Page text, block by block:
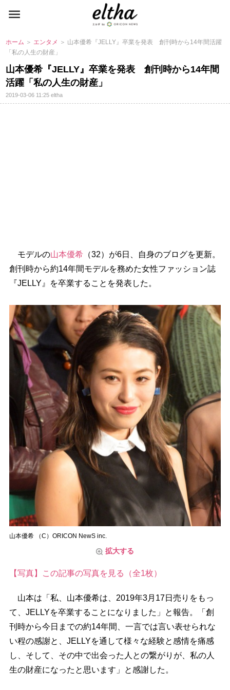
ホーム ＞ エンタメ ＞ 山本優希『JELLY』卒業を発表 創刊時から14年間活躍
「私の人生の財産」
山本優希『JELLY』卒業を発表 創刊時から14年間
活躍「私の人生の財産」
2019-03-06 11:25eltha
モデルの山本優希（32）が6日、自身のブログを更新。
創刊時から約14年間モデルを務めた女性ファッション誌
『JELLY』を卒業することを発表した。
山本優希 （C）ORICON NewS inc.
拡大する
【写真】この記事の写真を見る（全1枚）
山本は「私、山本優希は、2019年3月17日売りをもっ
て、JELLYを卒業することになりました」と報告。「創
刊時から今日までの約14年間、一言では言い表せられな
い程の感謝と、JELLYを通して様々な経験と感情を痛感
し、そして、その中で出会った人との繋がりが、私の人
生の財産になったと思います」と感謝した。